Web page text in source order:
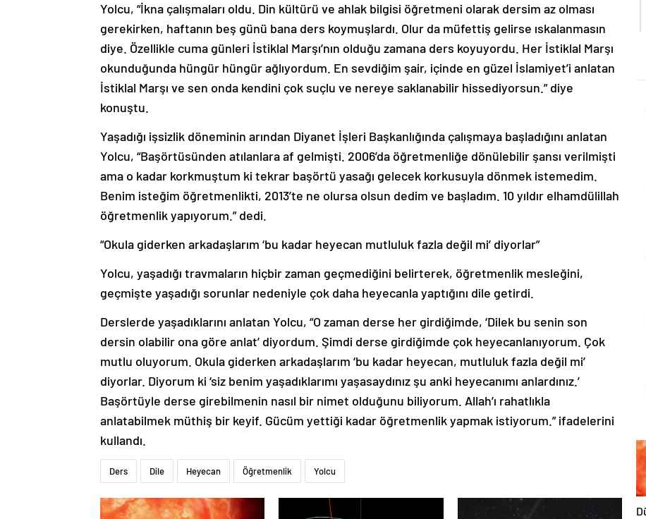
Yolcu, “İkna çalışmaları oldu. Din kültürü ve ahlak bilgisi öğretmeni olarak dersim az olması
gerekirken, haftanın beş günü bana ders koymuşlardı. Olur da müfettiş gelirse ıskalanmasın
diye. Özellikle cuma günleri İstiklal Marşı’nın olduğu zamana ders koyuyordu. Her İstiklal Marşı
okunduğunda hüngür hüngür ağlıyordum. En sevdiğim şair, içinde en güzel İslamiyet’i anlatan
İstiklal Marşı ve sen onda kendini çok suçlu ve nereye saklanabilir hissediyorsun.” diye
konuştu.
Yaşadığı işsizlik döneminin arından Diyanet İşleri Başkanlığında çalışmaya başladığını anlatan
Yolcu, “Başörtüsünden atılanlara af gelmişti. 2006’da öğretmenliğe dönülebilir şansı verilmişti
ama o kadar korkmuştum ki tekrar başörtü yasağı gelecek korkusuyla dönmek istemedim.
Benim isteğim öğretmenlikti, 2013’te ne olursa olsun dedim ve başladım. 10 yıldır elhamdülillah
öğretmenlik yapıyorum.” dedi.
“Okula giderken arkadaşlarım ‘bu kadar heyecan mutluluk fazla değil mi’ diyorlar”
Yolcu, yaşadığı travmaların hiçbir zaman geçmediğini belirterek, öğretmenlik mesleğini,
geçmişte yaşadığı sorunlar nedeniyle çok daha heyecanla yaptığını dile getirdi.
Derslerde yaşadıklarını anlatan Yolcu, “O zaman derse her girdiğimde, ‘Dilek bu senin son
dersin olabilir ona göre anlat’ diyordum. Şimdi derse girdiğimde çok heyecanlanıyorum. Çok
mutlu oluyorum. Okula giderken arkadaşlarım ‘bu kadar heyecan, mutluluk fazla değil mi’
diyorlar. Diyorum ki ‘siz benim yaşadıklarımı yaşasaydınız şu anki heyecanımı anlardınız.’
Başörtüyle derse girebilmenin nasıl bir nimet olduğunu biliyorum. Allah’ı rahatlıkla
anlatabilmek müthiş bir keyif. Gücüm yettiği kadar öğretmenlik yapmak istiyorum.” ifadelerini
kullandı.
Ders Dile Heyecan Öğretmenlik Yolcu